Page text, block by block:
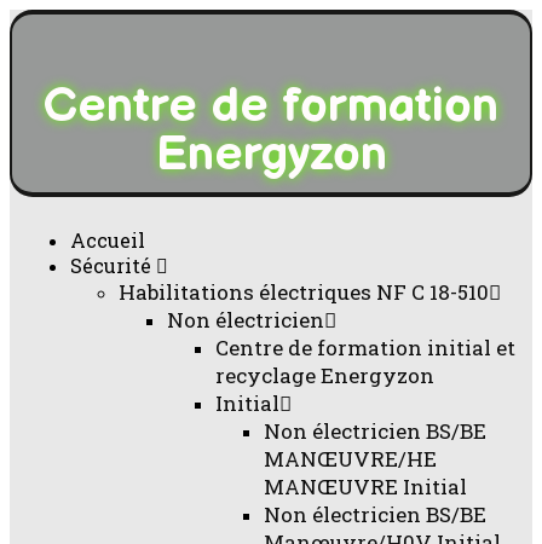
Centre de formation
Energyzon
Accueil
Sécurité
Habilitations électriques NF C 18-510
Non électricien
Centre de formation initial et
recyclage Energyzon
Initial
Non électricien BS/BE
MANŒUVRE/HE
MANŒUVRE Initial
Non électricien BS/BE